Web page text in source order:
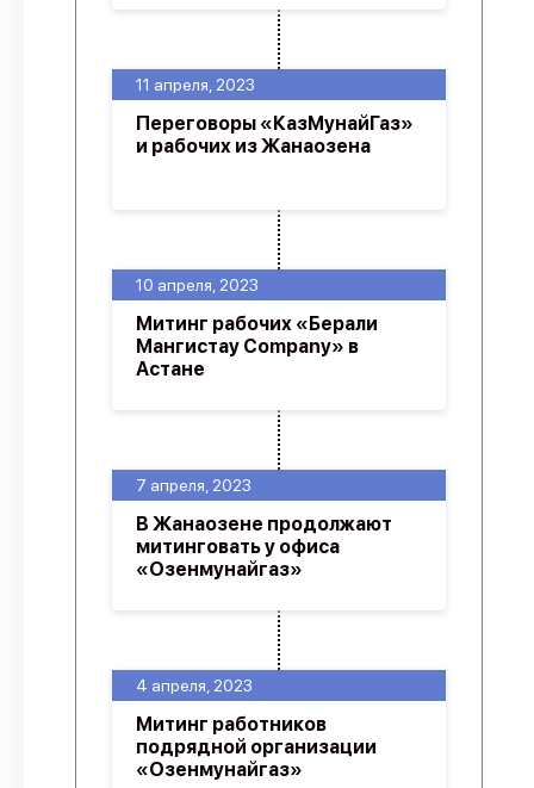
4 апреля, 2023
Митинг работников
подрядной организации
«Озенмунайгаз»
7 апреля, 2023
В Жанаозене продолжают
митинговать у офиса
«Озенмунайгаз»
10 апреля, 2023
Митинг рабочих «Берали
Мангистау Company» в
Астане
11 апреля, 2023
Переговоры «КазМунайГаз»
и рабочих из Жанаозена